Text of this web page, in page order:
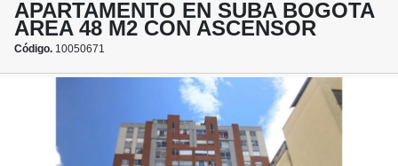
APARTAMENTO EN SUBA BOGOTA
AREA 48 M2 CON ASCENSOR
Código. 10050671